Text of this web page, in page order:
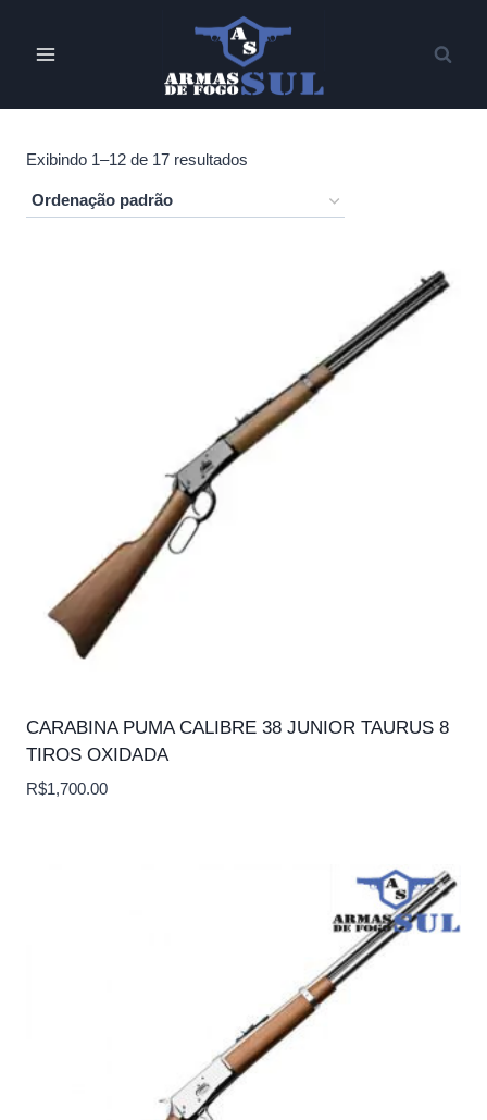
Exibindo 1–12 de 17 resultados
CARABINA PUMA CALIBRE 38 JUNIOR TAURUS 8
TIROS OXIDADA
R$1,700.00